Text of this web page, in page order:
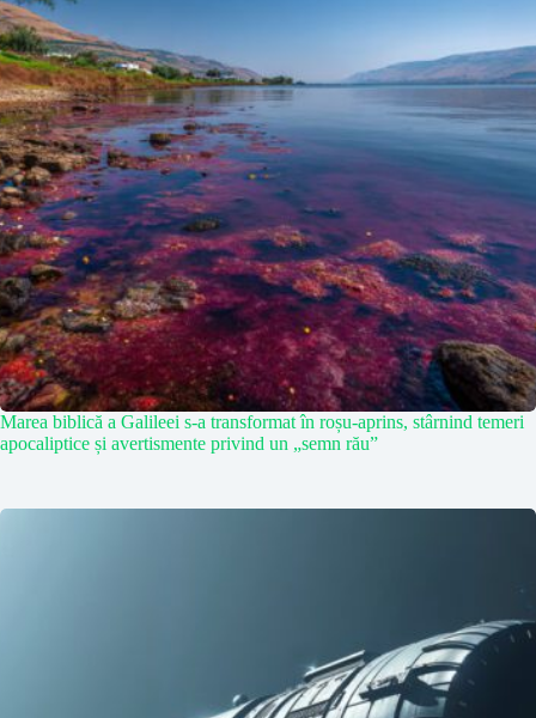
Marea biblică a Galileei s-a transformat în roșu-aprins, stârnind temeri
apocaliptice și avertismente privind un „semn rău”